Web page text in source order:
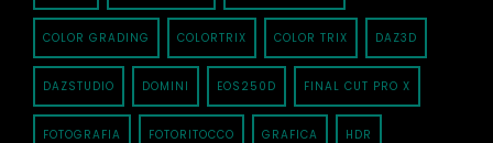
COLOR GRADING COLORTRIX COLOR TRIX DAZ3D
DAZSTUDIO DOMINI EOS250D FINAL CUT PRO X
FOTOGRAFIA FOTORITOCCO GRAFICA HDR